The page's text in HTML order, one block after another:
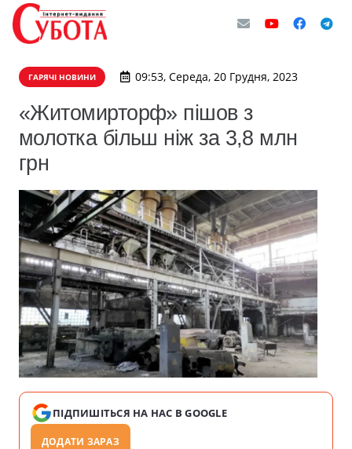
ГАРЯЧІ НОВИНИ 09:53, Середа, 20 Грудня, 2023
«Житомирторф» пішов з
молотка більш ніж за 3,8 млн
грн
ПІДПИШІТЬСЯ НА НАС В GOOGLE
ДОДАТИ ЗАРАЗ